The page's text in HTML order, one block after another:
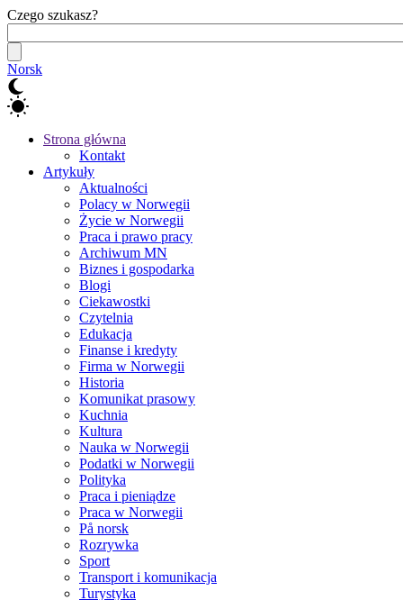
Czego szukasz?
Norsk
Strona główna
Kontakt
Artykuły
Aktualności
Polacy w Norwegii
Życie w Norwegii
Praca i prawo pracy
Archiwum MN
Biznes i gospodarka
Blogi
Ciekawostki
Czytelnia
Edukacja
Finanse i kredyty
Firma w Norwegii
Historia
Komunikat prasowy
Kuchnia
Kultura
Nauka w Norwegii
Podatki w Norwegii
Polityka
Praca i pieniądze
Praca w Norwegii
På norsk
Rozrywka
Sport
Transport i komunikacja
Turystyka